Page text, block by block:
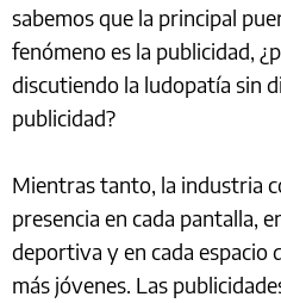
sabemos que la principal
fenómeno es la publicidad,
discutiendo la ludopatía sin
publicidad?
Mientras tanto, la industria
presencia en cada pantalla,
deportiva y en cada espacio
más jóvenes. Las